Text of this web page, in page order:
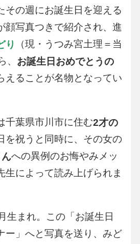
その週にお誕生日を迎える
顔写真つきで紹介され、進
り
（現・うつみ宮土理＝当
、 お誕生日おめでとうの
えることが名物となってい
千葉県市川市に住む2才の
を祝うと同時に、その女の
への異例のお悔やみメッ
生によって読み上げられま
生まれ。この「お誕生日
ー」へと写真を送り、みど